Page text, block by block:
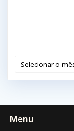
Menu